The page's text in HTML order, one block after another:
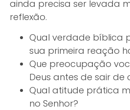
ainda precisa ser levada
reflexão.
Qual verdade bíblica
sua primeira reação
Que preocupação
Deus antes de sair de
Qual atitude prática
no Senhor?